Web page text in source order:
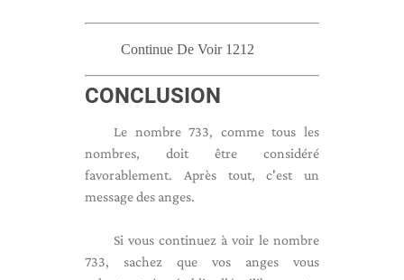
Continue De Voir 1212
CONCLUSION
Le nombre 733, comme tous les
nombres, doit être considéré
favorablement. Après tout, c'est un
message des anges.
Si vous continuez à voir le nombre
733, sachez que vos anges vous